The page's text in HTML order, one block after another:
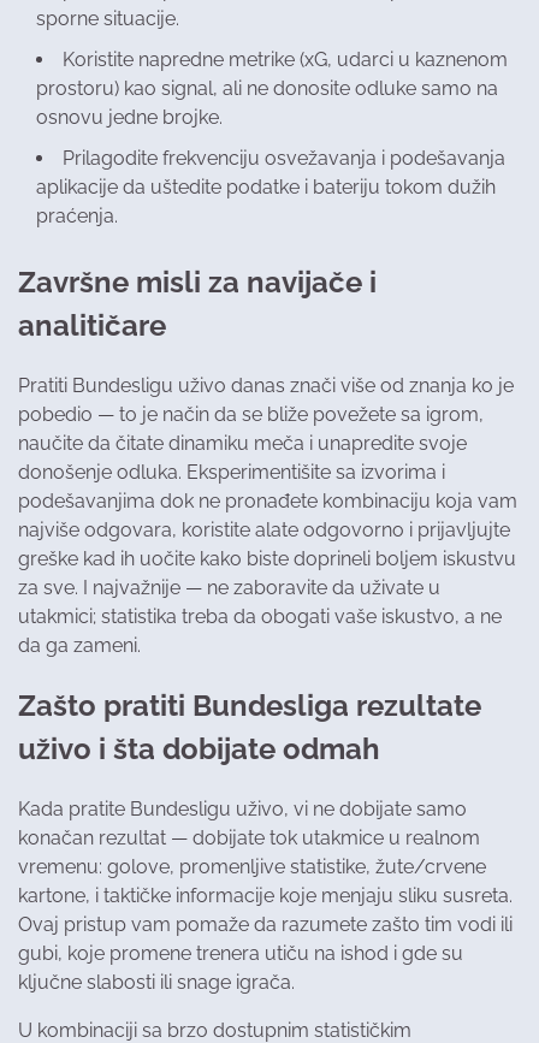
sporne situacije.
Koristite napredne metrike (xG, udarci u kaznenom
prostoru) kao signal, ali ne donosite odluke samo na
osnovu jedne brojke.
Prilagodite frekvenciju osvežavanja i podešavanja
aplikacije da uštedite podatke i bateriju tokom dužih
praćenja.
Završne misli za navijače i
analitičare
Pratiti Bundesligu uživo danas znači više od znanja ko je
pobedio — to je način da se bliže povežete sa igrom,
naučite da čitate dinamiku meča i unapredite svoje
donošenje odluka. Eksperimentišite sa izvorima i
podešavanjima dok ne pronađete kombinaciju koja vam
najviše odgovara, koristite alate odgovorno i prijavljujte
greške kad ih uočite kako biste doprineli boljem iskustvu
za sve. I najvažnije — ne zaboravite da uživate u
utakmici; statistika treba da obogati vaše iskustvo, a ne
da ga zameni.
Zašto pratiti Bundesliga rezultate
uživo i šta dobijate odmah
Kada pratite Bundesligu uživo, vi ne dobijate samo
konačan rezultat — dobijate tok utakmice u realnom
vremenu: golove, promenljive statistike, žute/crvene
kartone, i taktičke informacije koje menjaju sliku susreta.
Ovaj pristup vam pomaže da razumete zašto tim vodi ili
gubi, koje promene trenera utiču na ishod i gde su
ključne slabosti ili snage igrača.
U kombinaciji sa brzo dostupnim statističkim